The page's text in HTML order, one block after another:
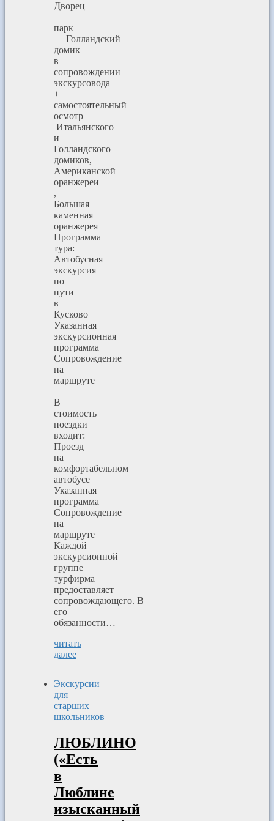
Дворец
—
парк
— Голландский
домик
в
сопровождении
экскурсовода
+
самостоятельный
осмотр
Итальянского
и
Голландского
домиков,
Американской
оранжереи
,
Большая
каменная
оранжерея
Программа
тура:
Автобусная
экскурсия
по
пути
в
Кусково
Указанная
экскурсионная
программа
Сопровождение
на
маршруте
В
стоимость
поездки
входит:
Проезд
на
комфортабельном
автобусе
Указанная
программа
Сопровождение
на
маршруте
Каждой
экскурсионной
группе
турфирма
предоставляет
сопровождающего. В
его
обязанности…
читать
далее
Экскурсии
для
старших
школьников
ЛЮБЛИНО
(«Есть
в
Люблине
изысканный